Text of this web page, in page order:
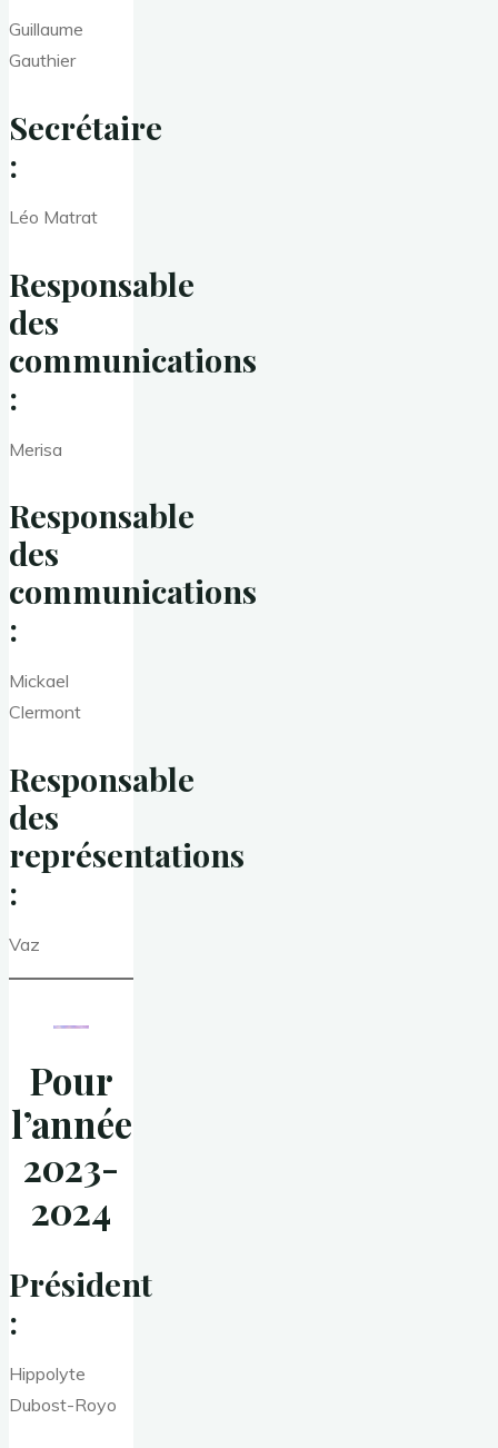
Guillaume
Gauthier
Secrétaire
:
Léo Matrat
Responsable
des
communications
:
Merisa
Responsable
des
communications
:
Mickael
Clermont
Responsable
des
représentations
:
Vaz
Pour
l’année
2023-
2024
Président
:
Hippolyte
Dubost-Royo